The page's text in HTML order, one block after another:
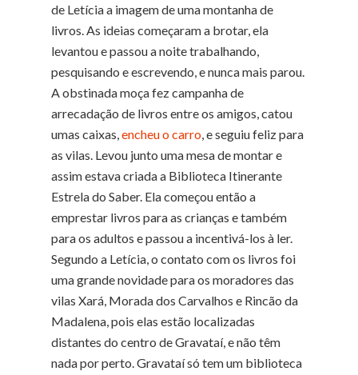
de Letícia a imagem de uma montanha de
livros. As ideias começaram a brotar, ela
levantou e passou a noite trabalhando,
pesquisando e escrevendo, e nunca mais parou.
A obstinada moça fez campanha de
arrecadação de livros entre os amigos, catou
umas caixas,encheu o carro, e seguiu feliz para
as vilas. Levou junto uma mesa de montar e
assim estava criada a Biblioteca Itinerante
Estrela do Saber. Ela começou então a
emprestar livros para as crianças e também
para os adultos e passou a incentivá-los à ler.
Segundo a Letícia, o contato com os livros foi
uma grande novidade para os moradores das
vilas Xará, Morada dos Carvalhos e Rincão da
Madalena, pois elas estão localizadas
distantes do centro de Gravataí, e não têm
nada por perto. Gravataí só tem um biblioteca